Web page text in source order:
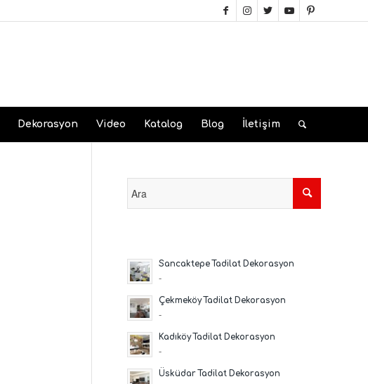
Dekorasyon Video Katalog Blog İletişim
Sancaktepe Tadilat Dekorasyon
-
Çekmeköy Tadilat Dekorasyon
-
Kadıköy Tadilat Dekorasyon
-
Üsküdar Tadilat Dekorasyon